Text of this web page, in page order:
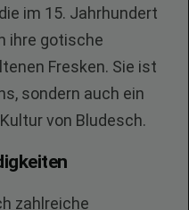
im 15. Jahrhundert
ihre gotische
Fresken. Sie ist
sondern auch ein
von Bludesch.
zahlreiche